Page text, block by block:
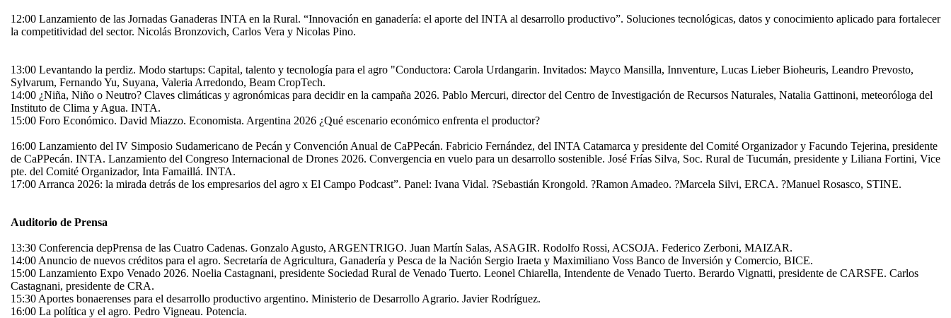
12:00 Lanzamiento de las Jornadas Ganaderas INTA en la Rural. “Innovación en ganadería: el aporte del INTA al desarrollo productivo”. Soluciones tecnológicas, datos y conocimiento aplicado para fortalecer
la competitividad del sector. Nicolás Bronzovich, Carlos Vera y Nicolas Pino.
13:00 Levantando la perdiz. Modo startups: Capital, talento y tecnología para el agro "Conductora: Carola Urdangarin. Invitados: Mayco Mansilla, Innventure, Lucas Lieber Bioheuris, Leandro Prevosto,
Sylvarum, Fernando Yu, Suyana, Valeria Arredondo, Beam CropTech.
14:00 ¿Niña, Niño o Neutro? Claves climáticas y agronómicas para decidir en la campaña 2026. Pablo Mercuri, director del Centro de Investigación de Recursos Naturales, Natalia Gattinoni, meteoróloga del
Instituto de Clima y Agua. INTA.
15:00 Foro Económico. David Miazzo. Economista. Argentina 2026 ¿Qué escenario económico enfrenta el productor?
16:00 Lanzamiento del IV Simposio Sudamericano de Pecán y Convención Anual de CaPPecán. Fabricio Fernández, del INTA Catamarca y presidente del Comité Organizador y Facundo Tejerina, presidente
de CaPPecán. INTA. Lanzamiento del Congreso Internacional de Drones 2026. Convergencia en vuelo para un desarrollo sostenible. José Frías Silva, Soc. Rural de Tucumán, presidente y Liliana Fortini, Vice
pte. del Comité Organizador, Inta Famaillá. INTA.
17:00 Arranca 2026: la mirada detrás de los empresarios del agro x El Campo Podcast”. Panel: Ivana Vidal. ?Sebastián Krongold. ?Ramon Amadeo. ?Marcela Silvi, ERCA. ?Manuel Rosasco, STINE.
Auditorio de Prensa
13:30 Conferencia depPrensa de las Cuatro Cadenas. Gonzalo Agusto, ARGENTRIGO. Juan Martín Salas, ASAGIR. Rodolfo Rossi, ACSOJA. Federico Zerboni, MAIZAR.
14:00 Anuncio de nuevos créditos para el agro. Secretaría de Agricultura, Ganadería y Pesca de la Nación Sergio Iraeta y Maximiliano Voss Banco de Inversión y Comercio, BICE.
15:00 Lanzamiento Expo Venado 2026. Noelia Castagnani, presidente Sociedad Rural de Venado Tuerto. Leonel Chiarella, Intendente de Venado Tuerto. Berardo Vignatti, presidente de CARSFE. Carlos
Castagnani, presidente de CRA.
15:30 Aportes bonaerenses para el desarrollo productivo argentino. Ministerio de Desarrollo Agrario. Javier Rodríguez.
16:00 La política y el agro. Pedro Vigneau. Potencia.